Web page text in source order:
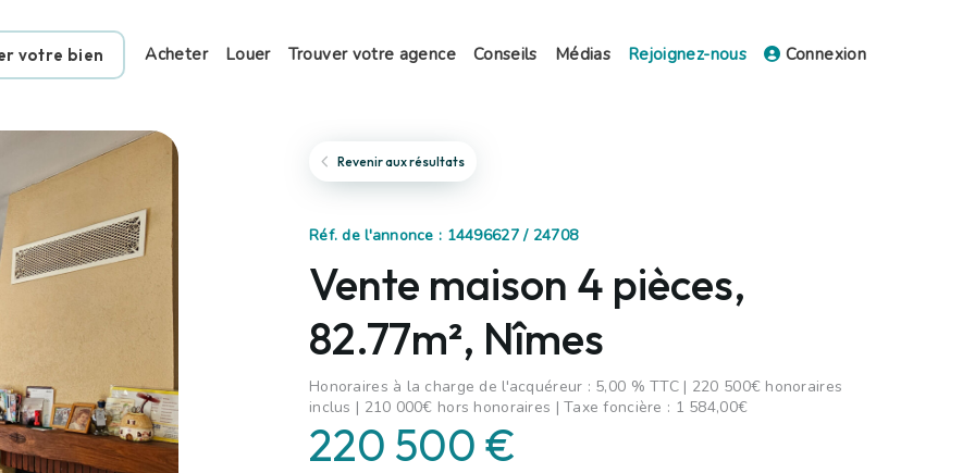
votre bien Acheter Louer Trouver votre agence Conseils Médias Rejoignez-nous Connexion
Revenir aux résultats
Réf. de l'annonce : 14496627 / 24708
Vente maison 4 pièces,
82.77m², Nîmes
Honoraires à la charge de l'acquéreur : 5,00 % TTC | 220 500€ honoraires
inclus | 210 000€ hors honoraires | Taxe foncière : 1 584,00€
220 500 €